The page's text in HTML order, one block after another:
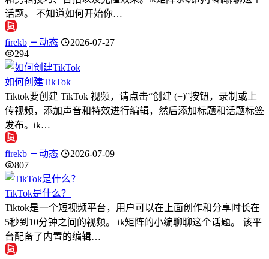
话题。 不知道如何开始你…
firekb 动态
2026-07-27
294
如何创建TikTok
Tiktok要创建 TikTok 视频，请点击“创建 (+)”按钮，录制或上
传视频，添加声音和特效进行编辑，然后添加标题和话题标签
发布。tk…
firekb 动态
2026-07-09
807
TikTok是什么？
Tiktok是一个短视频平台，用户可以在上面创作和分享时长在
5秒到10分钟之间的视频。 tk矩阵的小编聊聊这个话题。 该平
台配备了内置的编辑…